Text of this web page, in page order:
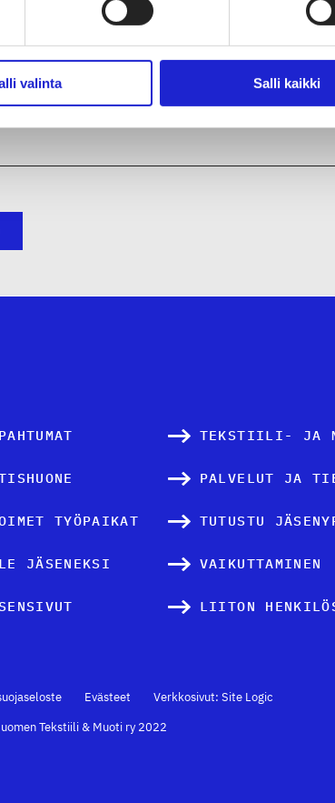
valinta Salli kaikki
TYÖPAIKAT
JÄSENEKSI
TEKSTIILI- JA
PALVELUT JA
TUTUSTU
VAIKUTTAMINEN
LIITON
Evästeet
Verkkosivut: Site Logic
Tekstiili & Muoti ry 2022